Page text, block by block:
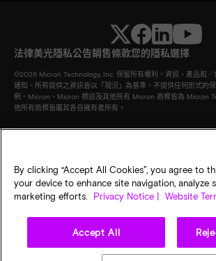
法律美光隱私公告銷售條款您的隱私選擇
©2026 Micron Technology, Inc. 保留所有權利。資訊、產品和
通知。所有提供之資訊皆以「現況」為基準，不提供任何形式的
例。Micron、Micron 標誌及其他所有 Micron 商標皆為 Micron
他所有商標皆屬其各自擁有者所有。
By clicking “Accept All Cookies”, you agree to
your device to enhance site navigation, analyze
marketing efforts.
Privacy Notice | Website
Accept All